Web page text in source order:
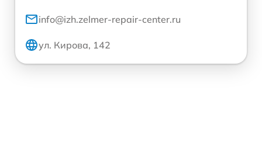
info@izh.zelmer-repair-center.ru
ул. Кирова, 142